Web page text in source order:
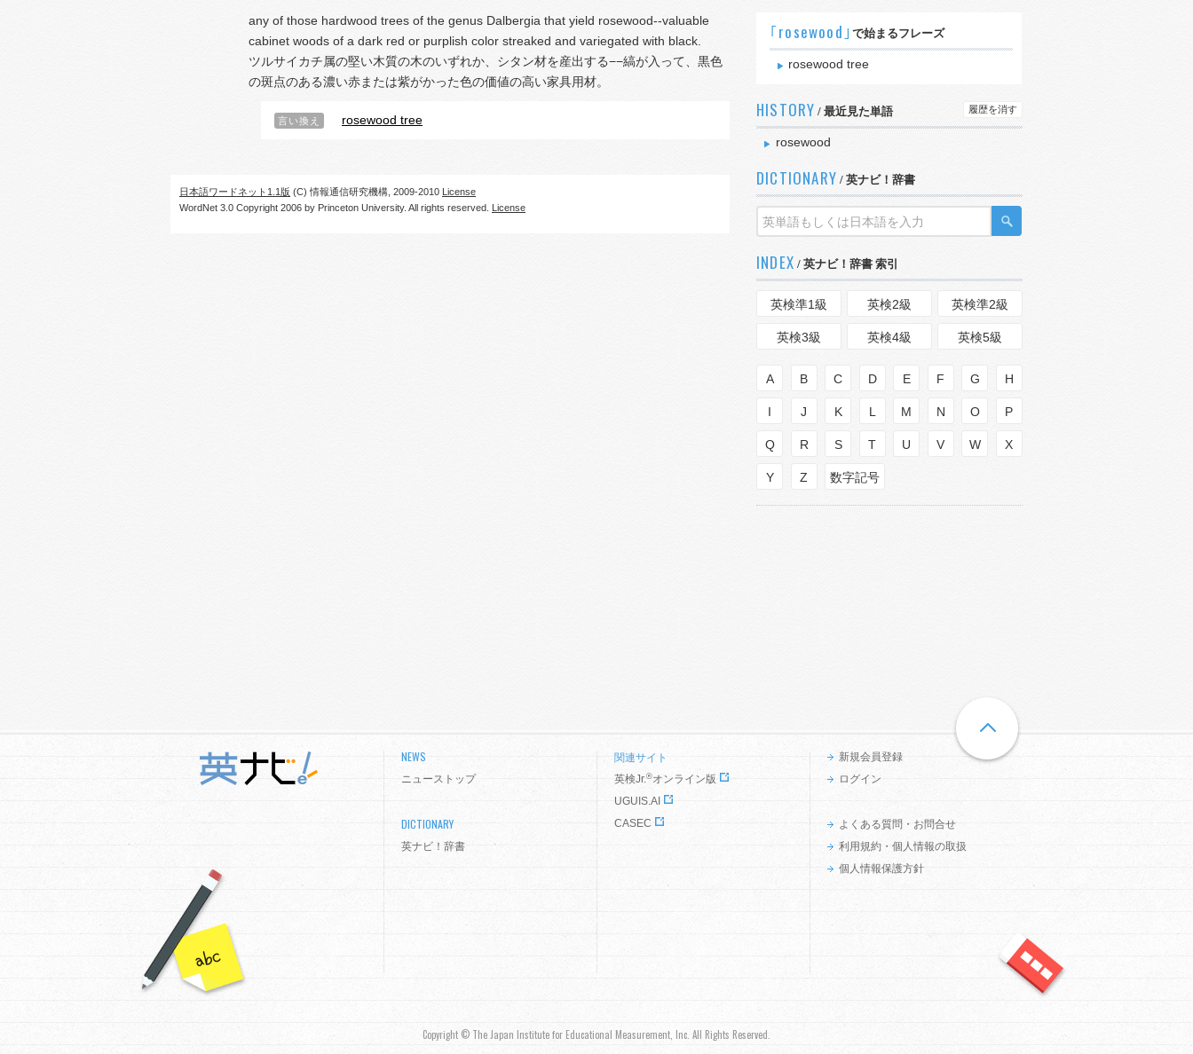
any of those hardwood trees of the genus Dalbergia that yield rosewood--valuable
cabinet woods of a dark red or purplish color streaked and variegated with black.
ツルサイカチ属の堅い木質の木のいずれか、シタン材を産出する−−縞が入って、黒色
の斑点のある濃い赤または紫がかった色の価値の高い家具用材。
言い換え rosewood tree
日本語ワードネット1.1版 (C) 情報通信研究機構, 2009-2010 License
WordNet 3.0 Copyright 2006 by Princeton University. All rights reserved. License
｢rosewood｣ で始まるフレーズ
rosewood tree
HISTORY / 最近見た単語 履歴を消す
rosewood
DICTIONARY / 英ナビ！辞書
INDEX / 英ナビ！辞書 索引
英検準1級 英検2級 英検準2級
英検3級 英検4級 英検5級
A B C D E F G H
I J K L M N O P
Q R S T U V W X
Y Z 数字記号
NEWS
ニューストップ
DICTIONARY
英ナビ！辞書
関連サイト
英検Jr.®オンライン版
UGUIS.AI
CASEC
新規会員登録
ログイン
よくある質問・お問合せ
利用規約・個人情報の取扱
個人情報保護方針
Copyright © The Japan Institute for Educational Measurement, Inc. All Rights Reserved.